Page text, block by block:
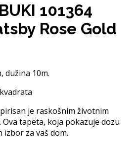
101364
Rose Gold
dužina 10m.
je raskošnim životnim
tapeta, koja pokazuje dozu
izbor za vaš dom.